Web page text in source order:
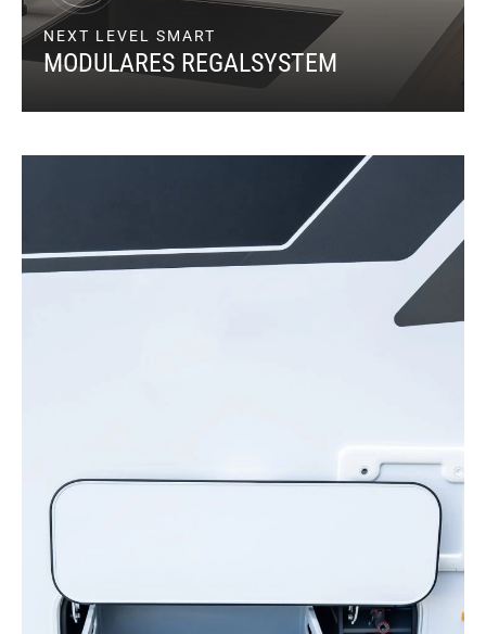
NEXT LEVEL SMART
MODULARES REGALSYSTEM